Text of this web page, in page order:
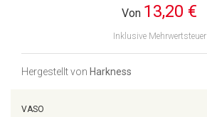
Von 13,20 €
Inklusive Mehrwertsteuer
Hergestellt von Harkness
VASO